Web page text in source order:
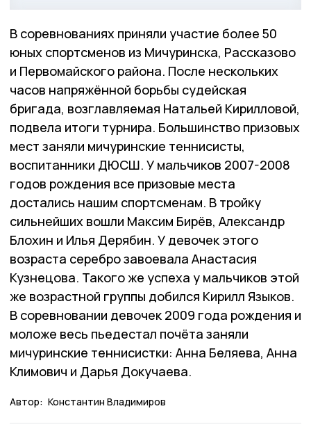
В соревнованиях приняли участие более 50
юных спортсменов из Мичуринска, Рассказово
и Первомайского района. После нескольких
часов напряжённой борьбы судейская
бригада, возглавляемая Натальей Кирилловой,
подвела итоги турнира. Большинство призовых
мест заняли мичуринские теннисисты,
воспитанники ДЮСШ. У мальчиков 2007-2008
годов рождения все призовые места
достались нашим спортсменам. В тройку
сильнейших вошли Максим Бирёв, Александр
Блохин и Илья Дерябин. У девочек этого
возраста серебро завоевала Анастасия
Кузнецова. Такого же успеха у мальчиков этой
же возрастной группы добился Кирилл Языков.
В соревновании девочек 2009 года рождения и
моложе весь пьедестал почёта заняли
мичуринские теннисистки: Анна Беляева, Анна
Климович и Дарья Докучаева.
Автор: Константин Владимиров